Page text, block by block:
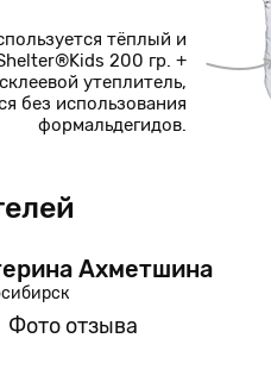
тёплый и
200 гр. +
утеплитель,
без использования
формальдегидов.
Ахметшина
Фото отзыва